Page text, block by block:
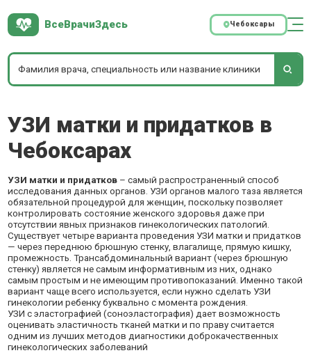
ВсеВрачиЗдесь Чебоксары
УЗИ матки и придатков в
Чебоксарах
УЗИ матки и придатков – самый распространенный способ
исследования данных органов. УЗИ органов малого таза является
обязательной процедурой для женщин, поскольку позволяет
контролировать состояние женского здоровья даже при
отсутствии явных признаков гинекологических патологий.
Существует четыре варианта проведения УЗИ матки и придатков
— через переднюю брюшную стенку, влагалище, прямую кишку,
промежность. Трансабдоминальный вариант (через брюшную
стенку) является не самым информативным из них, однако
самым простым и не имеющим противопоказаний. Именно такой
вариант чаще всего используется, если нужно сделать УЗИ
гинекологии ребенку буквально с момента рождения.
УЗИ с эластографией (соноэластография) дает возможность
оценивать эластичность тканей матки и по праву считается
одним из лучших методов диагностики доброкачественных
гинекологических заболеваний